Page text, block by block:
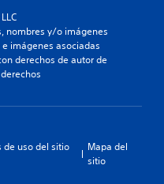
nombres y/o imágenes
imágenes asociadas
derechos de autor de
de uso del sitio
Mapa del
sitio